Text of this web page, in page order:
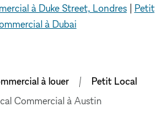
à Duke Street, Londres| Petit
à Dubai
à louer
Petit Local
Commercial à Austin